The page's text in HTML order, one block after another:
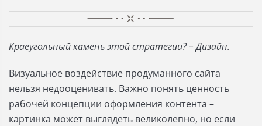
Краеугольный камень этой стратегии? – Дизайн.
Визуальное воздействие продуманного сайта
нельзя недооценивать. Важно понять ценность
рабочей концепции оформления контента –
картинка может выглядеть великолепно, но если